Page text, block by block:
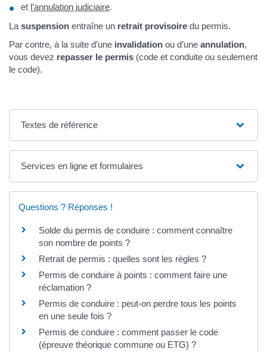
et l’annulation judiciaire.
La suspension entraîne un retrait provisoire du permis.
Par contre, à la suite d’une invalidation ou d’une annulation,
vous devez repasser le permis (code et conduite ou seulement
le code).
Textes de référence
Services en ligne et formulaires
Questions ? Réponses !
Solde du permis de conduire : comment connaître
son nombre de points ?
Retrait de permis : quelles sont les règles ?
Permis de conduire à points : comment faire une
réclamation ?
Permis de conduire : peut-on perdre tous les points
en une seule fois ?
Permis de conduire : comment passer le code
(épreuve théorique commune ou ETG) ?